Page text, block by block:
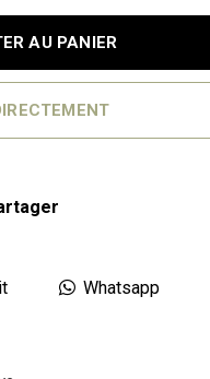
AU PANIER
Whatsapp